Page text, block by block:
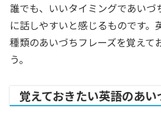
誰でも、いいタイミングであいづ
に話しやすいと感じるものです。
種類のあいづちフレーズを覚えて
う。
覚えておきたい英語のあ